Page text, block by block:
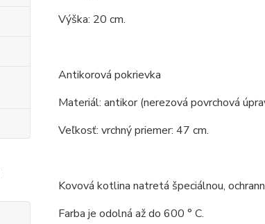
Výška: 20 cm.
Antikorová pokrievka
Materiál: antikor (nerezová povrchová
Veľkosť: vrchný priemer: 47 cm.
Kovová kotlina natretá špeciálnou,
Farba je odolná až do 600 ° C.